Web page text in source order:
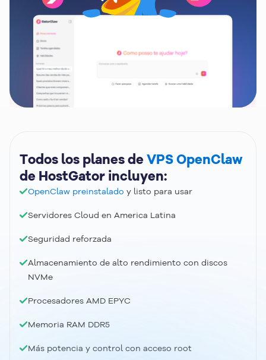
Todos los planes de VPS OpenClaw
de HostGator incluyen:
OpenClaw preinstalado y listo para usar
Servidores Cloud en America Latina
Seguridad reforzada
Almacenamiento de alto rendimiento con discos
NVMe
Procesadores AMD EPYC
Memoria RAM DDR5
Más potencia y control con acceso root